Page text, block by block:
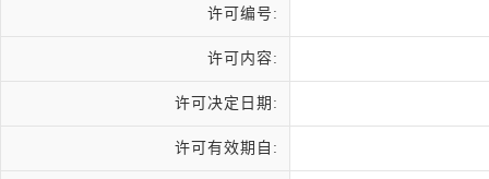
许可编号:
许可内容:
许可决定日期:
许可有效期自: